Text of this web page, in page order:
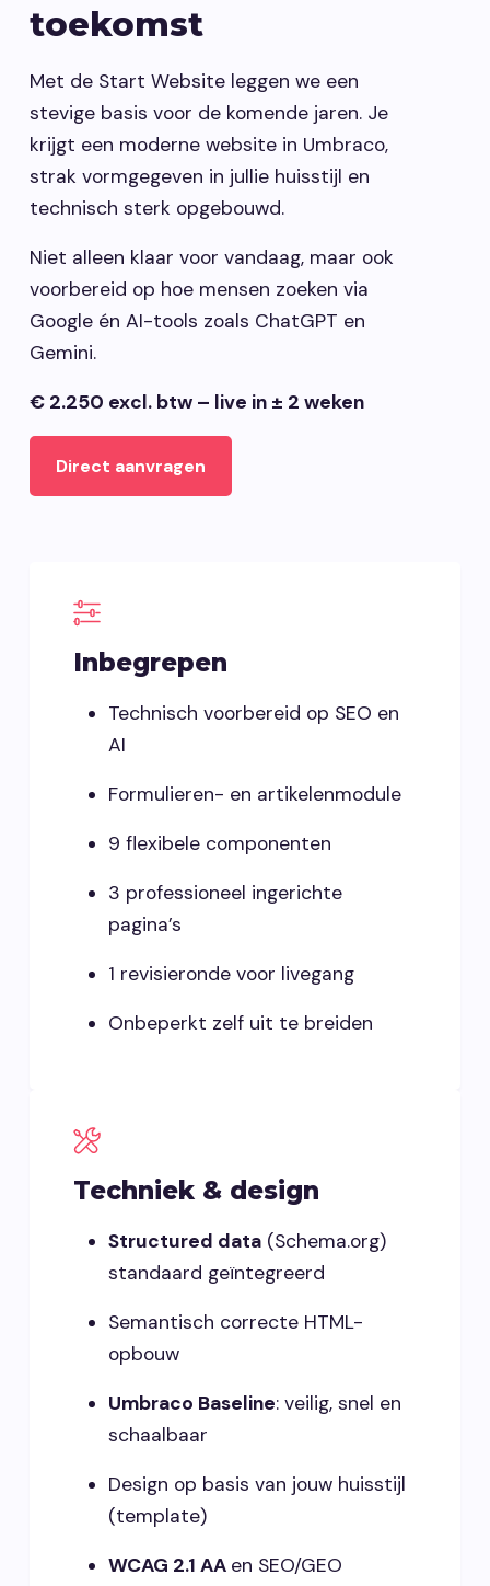
toekomst
Met de Start Website leggen we een
stevige basis voor de komende jaren. Je
krijgt een moderne website in Umbraco,
strak vormgegeven in jullie huisstijl en
technisch sterk opgebouwd.
Niet alleen klaar voor vandaag, maar ook
voorbereid op hoe mensen zoeken via
Google én AI-tools zoals ChatGPT en
Gemini.
€ 2.250 excl. btw – live in ± 2 weken
Direct aanvragen
Inbegrepen
Technisch voorbereid op SEO en
AI
Formulieren- en artikelenmodule
9 flexibele componenten
3 professioneel ingerichte
pagina’s
1 revisieronde voor livegang
Onbeperkt zelf uit te breiden
Techniek & design
Structured data (Schema.org)
standaard geïntegreerd
Semantisch correcte HTML-
opbouw
Umbraco Baseline: veilig, snel en
schaalbaar
Design op basis van jouw huisstijl
(template)
WCAG 2.1 AA en SEO/GEO